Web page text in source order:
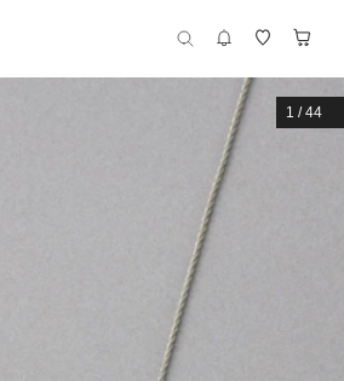
1 /44